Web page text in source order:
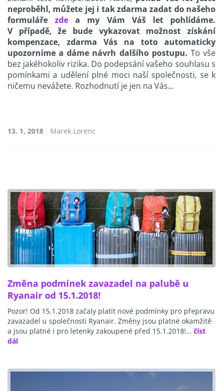
neproběhl, můžete jej i tak zdarma zadat do našeho
formulářezde a my Vám Váš let pohlídáme.
V případě, že bude vykazovat možnost získání
kompenzace, zdarma Vás na toto automaticky
upozorníme a dáme návrh dalšího postupu. To vše
bez jakéhokoliv rizika. Do podepsání vašeho souhlasu s
pomínkami a udělení plné moci naší společnosti, se k
ničemu nevážete. Rozhodnutí je jen na Vás...
13. 1. 2018 Marek Lorenc
Změna podmínek zavazadel na palubě u
Ryanair od 15.1.2018!
Pozor! Od 15.1.2018 začaly platit nové podmínky pro přepravu
zavazadel u společnosti Ryanair. Změny jsou platné okamžitě
a jsou platné i pro letenky zakoupené před 15.1.2018!… číst
dál